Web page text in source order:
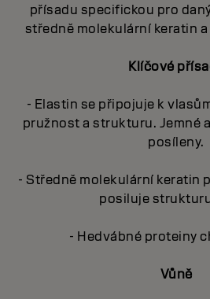
přísadu specifickou pro
středně molekulární keratin
Klíčové
- Elastin se připojuje k
pružnost a strukturu. Jemné
posíleny.
- Středně molekulární keratin
posiluje
- Hedvábné proteiny
Vůně